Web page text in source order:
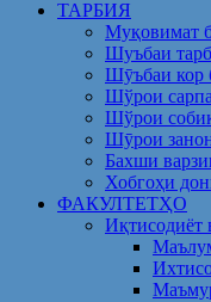
ТАРБИЯ
Муқовимат
Шуъбаи
Шӯъбаи кор
Шўрои
Шўрои
Шӯрои
Бахши
Хобгоҳи
ФАКУЛТЕТҲО
Иқтисодиёт